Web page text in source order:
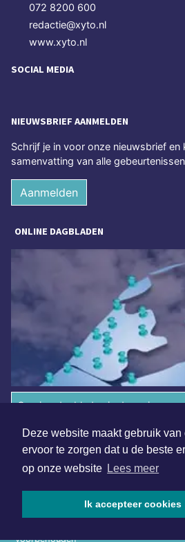
Deze website maakt gebruik van
ervoor te zorgen dat u de beste
op onze website Lees meer
Ik accepteer cookies
072 8200 600
redactie@xyto.nl
www.xyto.nl
SOCIAL MEDIA
NIEUWSBRIEF AANMELDEN
Schrijf je in voor onze nieuwsbrief en
samenvatting van alle
Aanmelden
ONLINE DAGBLADEN
Overige dagbladen in de regio
Copyright (c) 2026 |
voorbehouden
Algemene voorwaarden
Disclaimer